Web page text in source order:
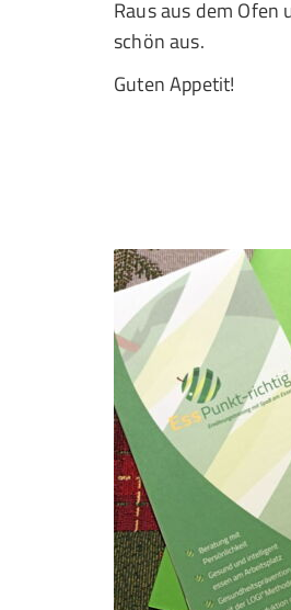
Raus aus dem
schön aus.
Guten Appetit!